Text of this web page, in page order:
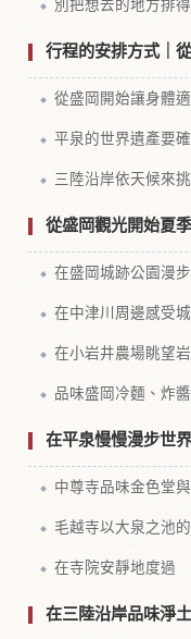
別把想去的地方排
行程的安排方式｜
從盛岡開始讓身體
平泉的世界遺產要
三陸沿岸依天候來
從盛岡觀光開始夏
在盛岡城跡公園漫
在中津川周邊感受
在小岩井農場眺望
品味盛岡冷麵、炸
在平泉慢慢漫步世
中尊寺品味金色堂
毛越寺以大泉之池
在寺院安靜地度過
在三陸沿岸品味淨